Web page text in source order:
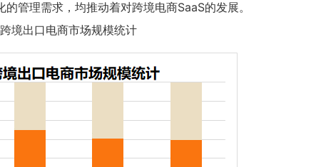
管理需求，均推动着对跨境电商SaaS的发展。
境出口电商市场规模统计